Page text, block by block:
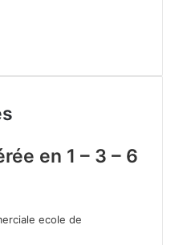
en 1 – 3 – 6